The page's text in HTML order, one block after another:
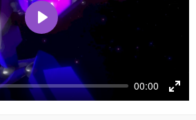
00:00
Воспроизвести